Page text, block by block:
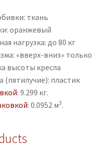
ткань
оранжевый
нагрузка: до 80 кг
«вверх-вниз» только
высоты кресла
(пятилучие): пластик
: 9.299 кг.
: 0.0952 м3.